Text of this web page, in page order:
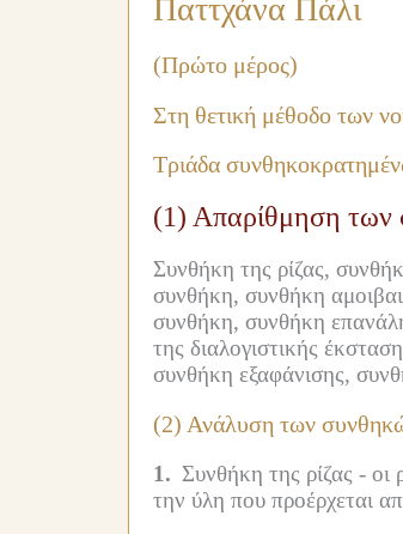
Παττχάνα Πάλι
(Πρώτο μέρος)
Στη θετική μέθοδο των
Τριάδα
(1) Απαρίθμηση των
Συνθήκη της ρίζας,
συνθήκη, συνθήκη
συνθήκη, συνθήκη
της διαλογιστικής
συνθήκη εξαφάνισης,
(2) Ανάλυση των
1. Συνθήκη της ρίζας - οι
την ύλη που προέρχεται